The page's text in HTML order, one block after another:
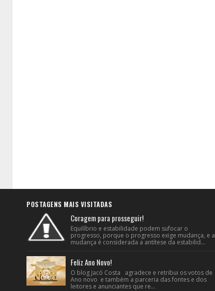
POSTAGENS MAIS VISITADAS
Coragem para prosseguir!
Equilíbrio e estabilidade podem sufocar o
progresso, porque o progresso exige mudança, e a
mudança é considerada a antítese da estabilid...
Feliz Ano Novo!
O blog Jacó Costa agradece e retribui os votos de
Ano novo e também a parceria das fontes e dos
leitores e anunciantes que re...